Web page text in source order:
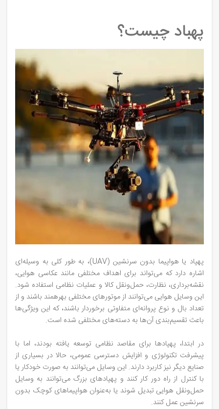
پهباد چیست؟
پهپاد یا هواپیما بدون سرنشین (UAV)، به طور کلی به وسیله‌ای
اشاره دارد که می‌تواند برای اهداف مختلفی مانند عکاسی هوایی،
نقشه‌برداری، نظارت، حمل‌ونقل کالا و عملیات نظامی استفاده شود.
این وسایل هوایی می‌توانند از موتورهای مختلفی بهرهمند باشند و از
تعداد بال و نوع پروانه‌ای متفاوتی برخوردار باشند، که این ویژگی‌ها
باعث تقسیم‌بندی آن‌ها به دسته‌های مختلفی شده است.
در ابتدا، پهپادها برای مقاصد نظامی توسعه یافته بودند، اما با
پیشرفت تکنولوژی و افزایش دسترسی عمومی، حالا در بسیاری از
صنایع دیگر نیز کاربرد دارند. این وسایل می‌توانند به صورت خودکار یا
با کنترل از راه دور کار کنند و پهپادهای بزرگ می‌توانند به وسایل
حمل‌ونقل هوایی تبدیل شوند یا به‌عنوان هواپیماهای کوچک بدون
سرنشین عمل کنند.